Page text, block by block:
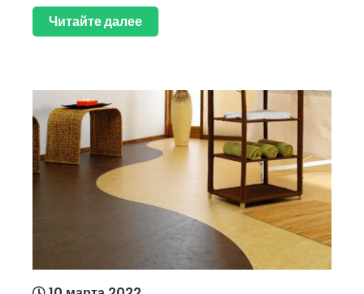
Читайте далее